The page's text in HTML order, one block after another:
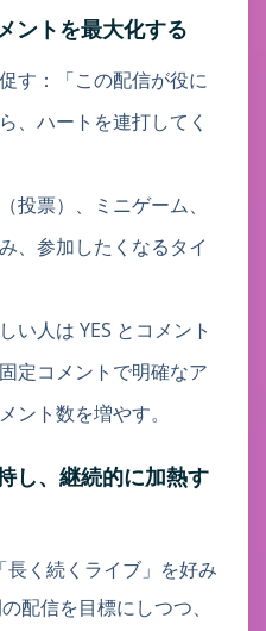
ントを最大化する
す：「この配信が役に
、ハートを連打してく
投票）、ミニゲーム、
、参加したくなるタイ
い人は YES とコメント
定コメントで明確なア
ント数を増やす。
し、継続的に加熱す
く続くライブ」を好み
配信を目標にしつつ、